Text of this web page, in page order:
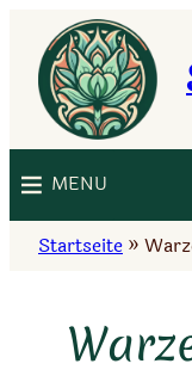
Inhalt
springen
MENU
Startseite »